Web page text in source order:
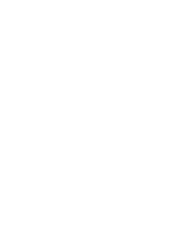
台湾
結 「